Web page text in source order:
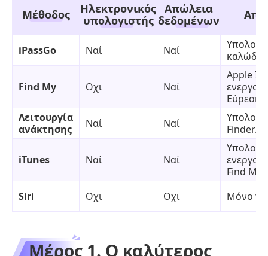
Μέθοδος
Ηλεκτρονικός
υπολογιστής
Απώλεια
δεδομένων
iPassGo Ναί Ναί
καλώδιο
Find My Οχι Ναί
Apple ID,
Εύρεση
Λειτουργία
ανάκτησης
Ναί Ναί
Finder/
iTunes Ναί Ναί
Find My
Siri
Οχι Οχι Μόνο
Μέρος 1. Ο καλύτερος